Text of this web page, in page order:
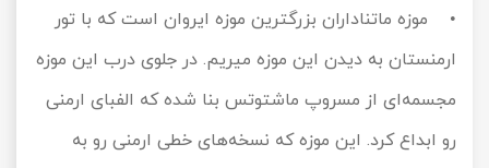
• موزه ماتناداران بزرگترین موزه ایروان است که با تور
ارمنستان به دیدن این موزه میریم. در جلوی درب این موزه
مجسمه‌ای از مسروپ ماشتوتس بنا شده که الفبای ارمنی
رو ابداع کرد. این موزه که نسخه‌های خطی ارمنی رو به